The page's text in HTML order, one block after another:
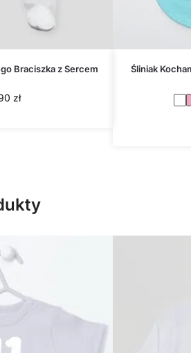
Braciszka z Sercem
zł
Śliniak